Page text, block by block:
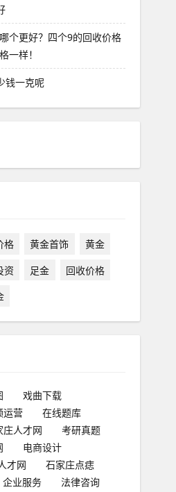
个更好？四个9的回收价格
一样！
钱一克呢
格 黄金首饰
黄金
资 足金
回收价格
戏曲下载
运营
在线题库
庄人才网
考研真题
电商设计
才网
石家庄点痣
企业服务 法律咨询